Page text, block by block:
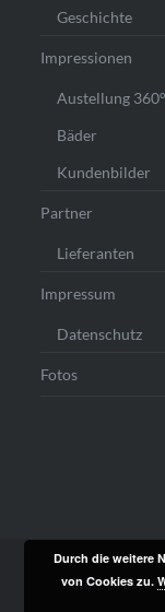
Geschichte
Impressionen
Austellung 360°
Bäder
Kundenbilder
Partner
Lieferanten
Impressum
Datenschutz
Fotos
Stolz
Durch die weitere
von Cookies zu.